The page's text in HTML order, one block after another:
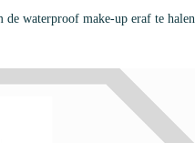
waterproof make-up eraf te halen.